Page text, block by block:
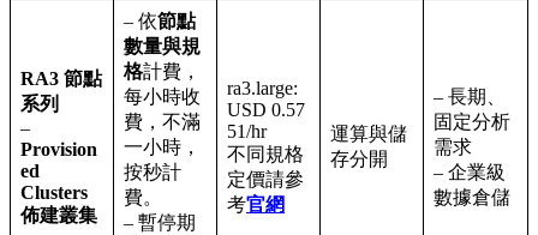
RA3 節點
系列
–
Provision
ed
Clusters
佈建叢集
– 依節點
數量與規
格計費，
每小時收
費，不滿
一小時，
按秒計
費。
– 暫停期
ra3.large:
USD 0.57
51/hr
不同規格
定價請參
考官網
運算與儲
存分開
– 長期、
固定分析
需求
– 企業級
數據倉儲